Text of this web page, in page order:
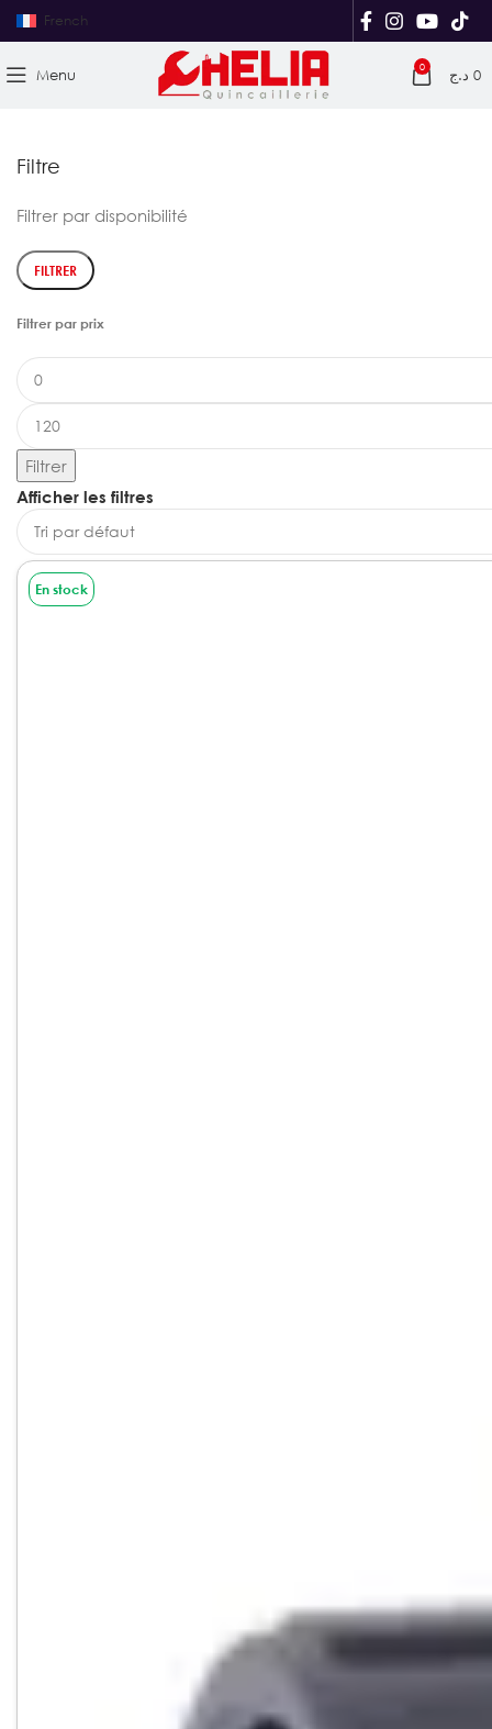
French
Menu 0 0 د.ج
Filtre
Filtrer par disponibilité
FILTRER
Filtrer par prix
Filtrer
Afficher les filtres
En stock